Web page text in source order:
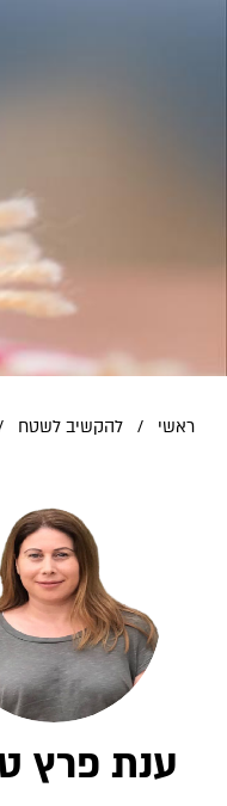
ראשי
/ להקשיב לשטח
ענת פרץ